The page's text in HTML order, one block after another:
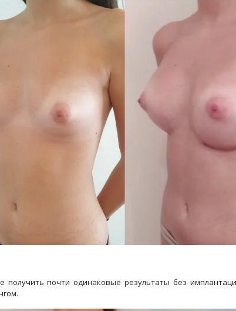
получить почти одинаковые результаты без